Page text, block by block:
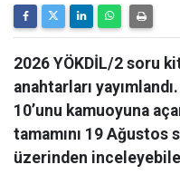
2026 YÖKDİL/2 soru
anahtarları
10’unu kamuoyuna
tamamını 19 Ağustos
üzerinden